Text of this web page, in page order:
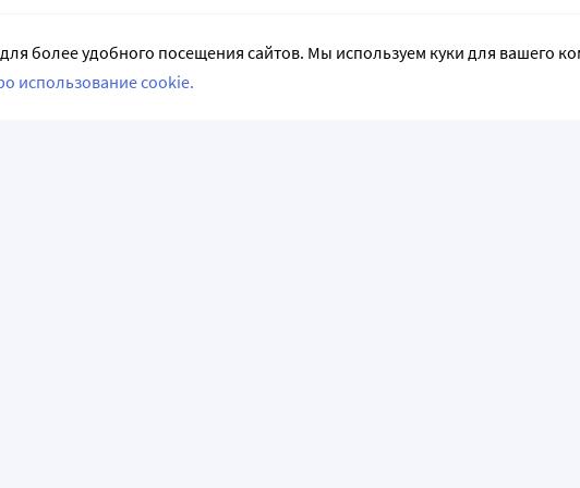
более удобного посещения сайтов. Мы используем куки для вашего
использование cookie.